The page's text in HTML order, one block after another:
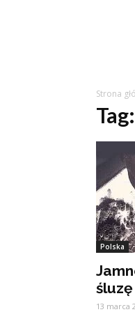
Strona
Polska
13 marca